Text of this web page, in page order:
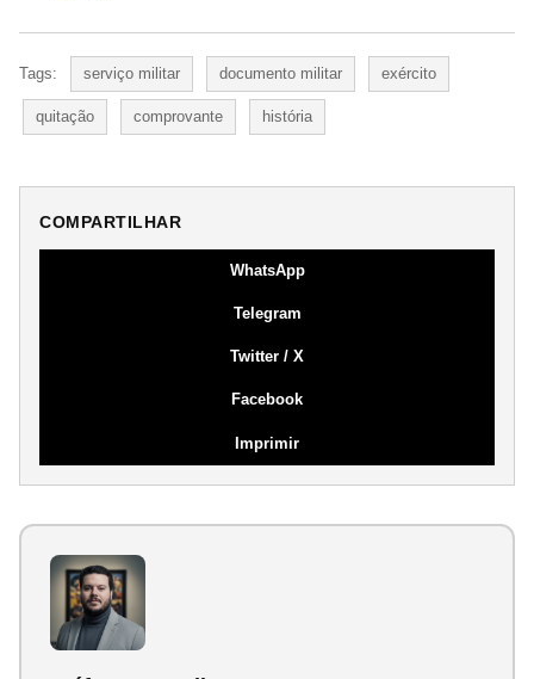
Tags: serviço militar documento militar exército
quitação comprovante história
COMPARTILHAR
WhatsApp
Telegram
Twitter / X
Facebook
Imprimir